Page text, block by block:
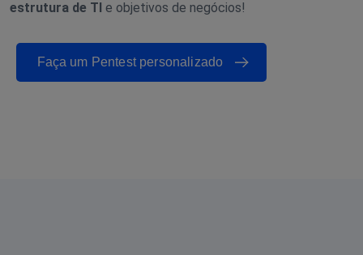
estrutura de TI e objetivos de negócios!
Faça um Pentest personalizado